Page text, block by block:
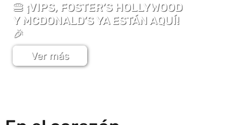
🍔 ¡VIPS, FOSTER’S HOLLYWOOD
Y MCDONALD’S YA ESTÁN AQUÍ!
🎉
Ver más